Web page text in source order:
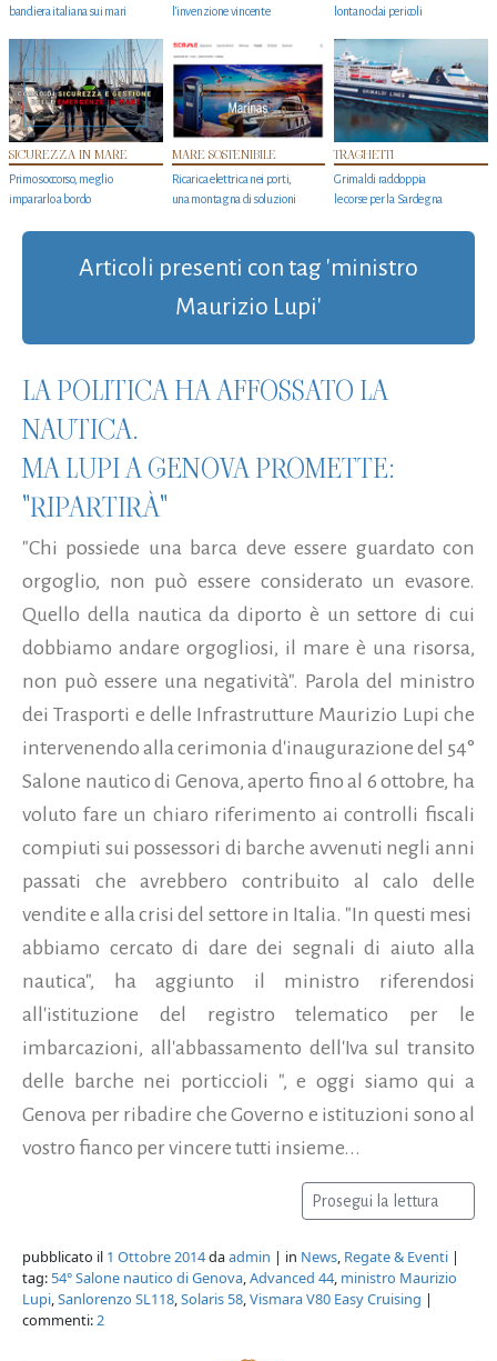
bandiera italiana sui mari
l'invenzione vincente
lontano dai pericoli
SICUREZZA IN MARE
Primo soccorso, meglio
impararlo a bordo
MARE SOSTENIBILE
Ricarica elettrica nei porti,
una montagna di soluzioni
TRAGHETTI
Grimaldi raddoppia
le corse per la Sardegna
Articoli presenti con tag 'ministro
Maurizio Lupi'
LA POLITICA HA AFFOSSATO LA
NAUTICA.
MA LUPI A GENOVA PROMETTE:
"RIPARTIRÀ"
"Chi possiede una barca deve essere guardato con
orgoglio, non può essere considerato un evasore.
Quello della nautica da diporto è un settore di cui
dobbiamo andare orgogliosi, il mare è una risorsa,
non può essere una negatività". Parola del ministro
dei Trasporti e delle Infrastrutture Maurizio Lupi che
intervenendo alla cerimonia d'inaugurazione del 54°
Salone nautico di Genova, aperto fino al 6 ottobre, ha
voluto fare un chiaro riferimento ai controlli fiscali
compiuti sui possessori di barche avvenuti negli anni
passati che avrebbero contribuito al calo delle
vendite e alla crisi del settore in Italia. "In questi mesi
abbiamo cercato di dare dei segnali di aiuto alla
nautica", ha aggiunto il ministro riferendosi
all'istituzione del registro telematico per le
imbarcazioni, all'abbassamento dell'Iva sul transito
delle barche nei porticcioli ", e oggi siamo qui a
Genova per ribadire che Governo e istituzioni sono al
vostro fianco per vincere tutti insieme...
Prosegui la lettura
pubblicato il 1 Ottobre 2014daadmin | in News, Regate & Eventi |
tag: 54° Salone nautico di Genova,Advanced 44, ministro Maurizio
Lupi,Sanlorenzo SL118,Solaris 58,Vismara V80 Easy Cruising |
commenti:2